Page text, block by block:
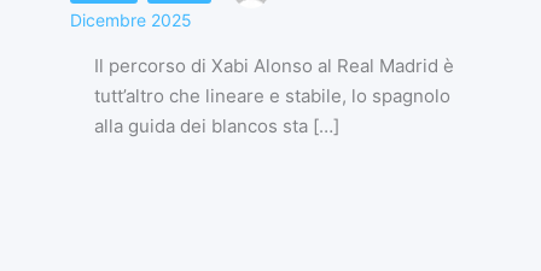
Dicembre 2025
Il percorso di Xabi Alonso al Real Madrid è
tutt’altro che lineare e stabile, lo spagnolo
alla guida dei blancos sta […]